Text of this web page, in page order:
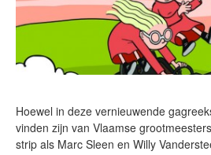
Hoewel in deze vernieuwende
vinden zijn van Vlaamse
strip als Marc Sleen en Willy